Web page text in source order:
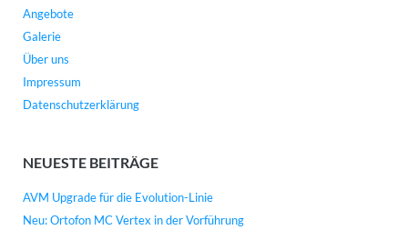
Angebote
Galerie
Über uns
Impressum
Datenschutzerklärung
NEUESTE BEITRÄGE
AVM Upgrade für die Evolution-Linie
Neu: Ortofon MC Vertex in der Vorführung